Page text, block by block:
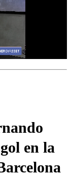
en la